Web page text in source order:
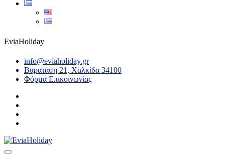
EviaHoliday
info@eviaholiday.gr
Βαρατάση 21, Χαλκίδα 34100
Φόρμα Επικοινωνίας